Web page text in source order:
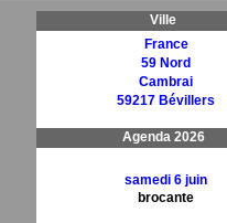
Ville
France
59 Nord
Cambrai
59217 Bévillers
Agenda 2026
samedi 6 juin
brocante